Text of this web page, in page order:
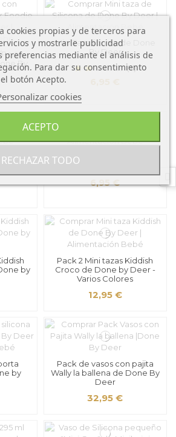
By
Mini Taza foodie de Done
By Deer
(1)
-
By
Mini tazas Kiddish Croco
Mostaza de Done by Deer
6,95 €
by
Pack 2 Mini tazas Kiddish
Croco de Done by Deer -
Varios Colores
12,95 €
by
Pack de vasos con pajita
Wally la ballena de Done By
Deer
32,95 €
cookies propias y de terceros para
y mostrarle publicidad
preferencias mediante el análisis de
Para dar su consentimiento
botón Acepto.
cookies
RECHAZAR TODO
ACEPTO